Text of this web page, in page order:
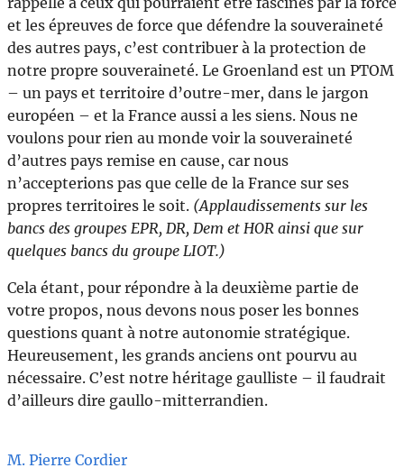
et les épreuves de force que défendre la souveraineté
des autres pays, c’est contribuer à la protection de
notre propre souveraineté. Le Groenland est un PTOM
– un pays et territoire d’outre-mer, dans le jargon
européen – et la France aussi a les siens. Nous ne
voulons pour rien au monde voir la souveraineté
d’autres pays remise en cause, car nous
n’accepterions pas que celle de la France sur ses
propres territoires le soit. (Applaudissements sur les
bancs des groupes EPR, DR, Dem et HOR ainsi que sur
quelques bancs du groupe LIOT.)
Cela étant, pour répondre à la deuxième partie de
votre propos, nous devons nous poser les bonnes
questions quant à notre autonomie stratégique.
Heureusement, les grands anciens ont pourvu au
nécessaire. C’est notre héritage gaulliste – il faudrait
d’ailleurs dire gaullo-mitterrandien.
M. Pierre Cordier